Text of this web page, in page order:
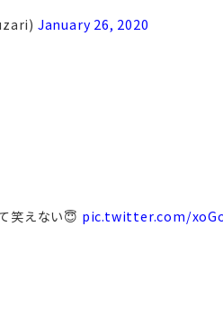
January 26, 2020
笑えない😇 pic.twitter.com/